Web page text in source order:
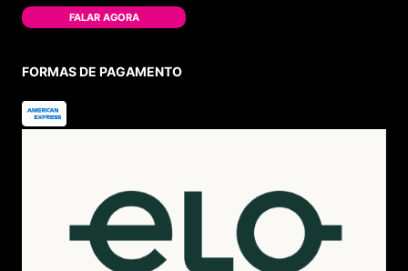
FALAR AGORA
FORMAS DE PAGAMENTO